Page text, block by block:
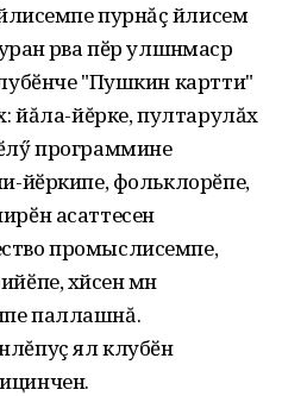
пурнăç йӑлисем
ӑрӑва пӗр улшӑнмасӑр
"Пушкин картти"
йăла-йĕрке, пултарулăх
программине
йӗркипе, фольклорӗпе,
асаттесен
промыслисемпе,
хӑйсен мӑн
паллашнă.
ял клубӗн